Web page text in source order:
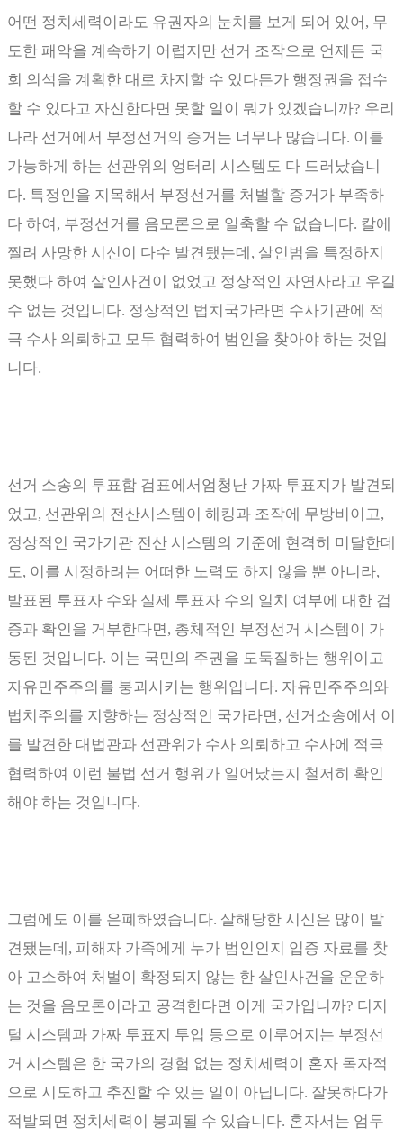
어떤 정치세력이라도 유권자의 눈치를 보게 되어 있어 , 무
도한 패악을 계속하기 어렵지만 선거 조작으로 언제든 국
회 의석을 계획한 대로 차지할 수 있다든가 행정권을 접수
할 수 있다고 자신한다면 못할 일이 뭐가 있겠습니까? 우리
나라 선거에서 부정선거의 증거는 너무나 많습니다. 이를
가능하게 하는 선관위의 엉터리 시스템도 다 드러났습니
다. 특정인을 지목해서 부정선거를 처벌할 증거가 부족하
다 하여 , 부정선거를 음모론으로 일축할 수 없습니다. 칼에
찔려 사망한 시신이 다수 발견됐는데 , 살인범을 특정하지
못했다 하여 살인사건이 없었고 정상적인 자연사라고 우길
수 없는 것입니다. 정상적인 법치국가라면 수사기관에 적
극 수사 의뢰하고 모두 협력하여 범인을 찾아야 하는 것입
니다.
선거 소송의 투표함 검표에서엄청난 가짜 투표지가 발견되
었고, 선관위의 전산시스템이 해킹과 조작에 무방비이고,
정상적인 국가기관 전산 시스템의 기준에 현격히 미달한데
도, 이를 시정하려는 어떠한 노력도 하지 않을 뿐 아니라,
발표된 투표자 수와 실제 투표자 수의 일치 여부에 대한 검
증과 확인을 거부한다면, 총체적인 부정선거 시스템이 가
동된 것입니다. 이는 국민의 주권을 도둑질하는 행위이고
자유민주주의를 붕괴시키는 행위입니다. 자유민주주의와
법치주의를 지향하는 정상적인 국가라면, 선거소송에서 이
를 발견한 대법관과 선관위가 수사 의뢰하고 수사에 적극
협력하여 이런 불법 선거 행위가 일어났는지 철저히 확인
해야 하는 것입니다.
그럼에도 이를 은폐하였습니다. 살해당한 시신은 많이 발
견됐는데 , 피해자 가족에게 누가 범인인지 입증 자료를 찾
아 고소하여 처벌이 확정되지 않는 한 살인사건을 운운하
는 것을 음모론이라고 공격한다면 이게 국가입니까? 디지
털 시스템과 가짜 투표지 투입 등으로 이루어지는 부정선
거 시스템은 한 국가의 경험 없는 정치세력이 혼자 독자적
으로 시도하고 추진할 수 있는 일이 아닙니다. 잘못하다가
적발되면 정치세력이 붕괴될 수 있습니다. 혼자서는 엄두